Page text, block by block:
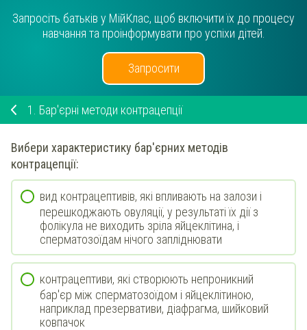
Запросіть батьків у МійКлас, щоб включити їх до процесу
навчання та проінформувати про успіхи дітей.
Запросити
1. Бар'єрні методи контрацепції
Вибери характеристику бар'єрних методів
контрацепції:
вид контрацептивів, які впливають на залози і
перешкоджають овуляції, у результаті їх дії з
фолікула не виходить зріла яйцеклітина, і
сперматозоїдам нічого запліднювати
контрацептиви, які створюють непроникний
бар'єр між сперматозоїдом і яйцеклітиною,
наприклад презервативи, діафрагма, шийковий
ковпачок